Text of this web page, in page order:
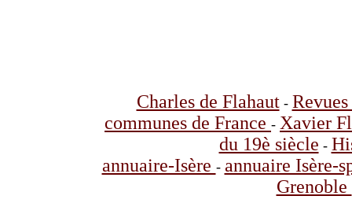
Charles de Flahaut-
communes de France - Xavier
du 19è siècle -
annuaire-Isère - annuaire Isère-
Grenoble